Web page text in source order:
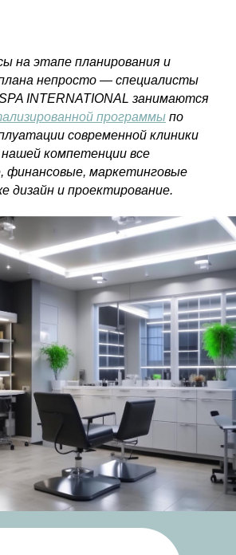
на этапе планирования и
плана непросто — специалисты
INTERNATIONAL занимаются
программы по
современной клиники
компетенции все
финансовые, маркетинговые
дизайн и проектирование.